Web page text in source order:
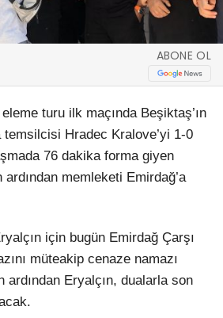
ABONE OL
turu ilk maçında Beşiktaş’ın
Hradec Kralove’yi 1-0
76 dakika forma giyen
memleketi Emirdağ’a
için bugün Emirdağ Çarşı
müteakip cenaze namazı
ardından Eryalçın, dualarla son